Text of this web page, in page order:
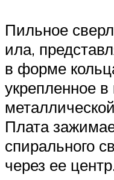
Пильное
ила,
в форме
укрепленное
Плата
спирального
через ее